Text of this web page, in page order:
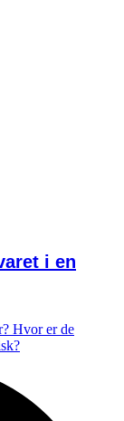
i en
Hvor er de